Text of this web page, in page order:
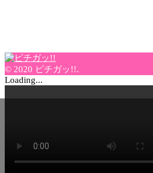
© 2020 ピチガッ!!.
Loading...